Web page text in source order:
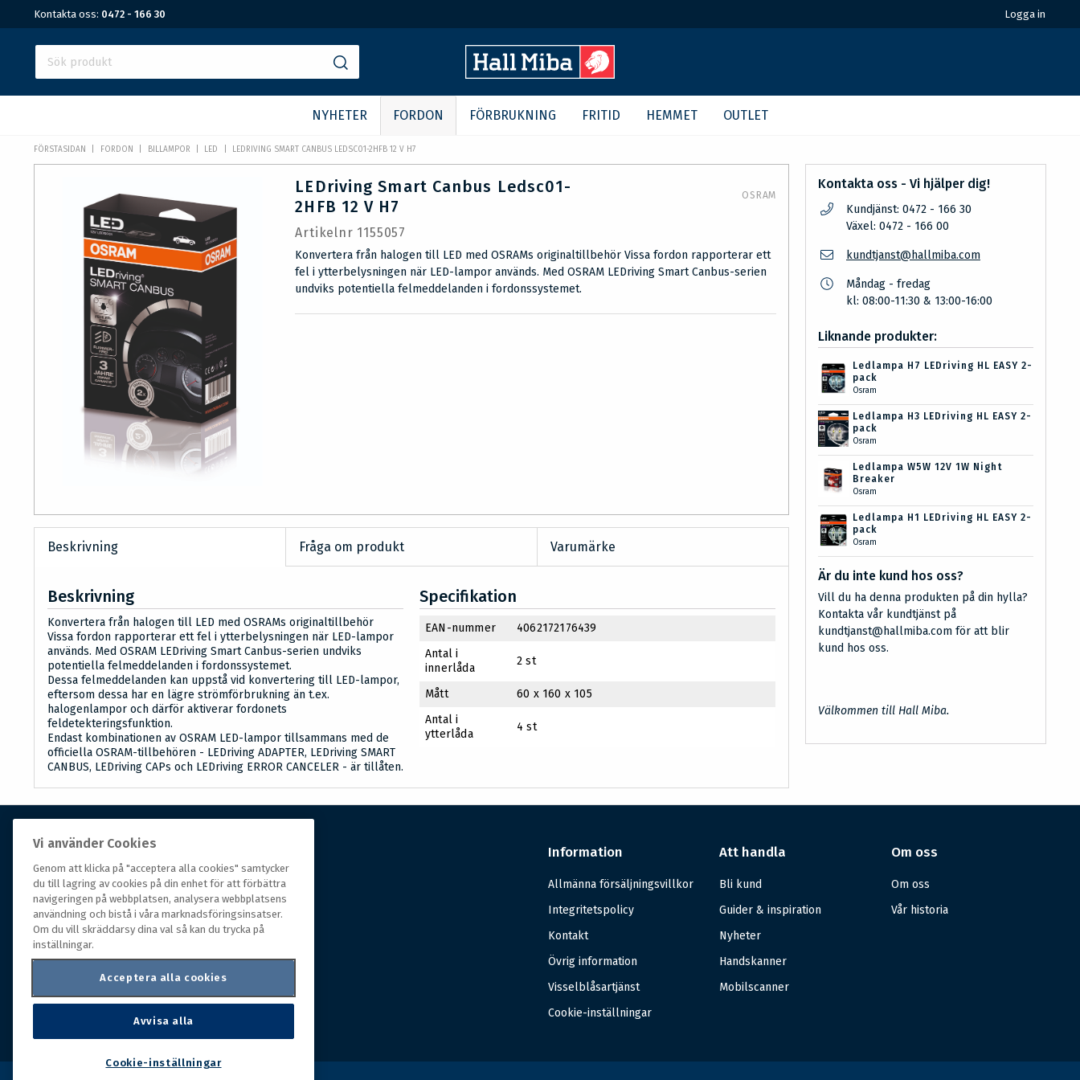
Kontakta oss: 0472 - 166 30 Logga in
NYHETER FORDON FÖRBRUKNING FRITID HEMMET OUTLET
FÖRSTASIDAN FORDON BILLAMPOR LED LEDRIVING SMART CANBUS LEDSC01-2HFB 12 V H7
LEDriving Smart Canbus Ledsc01-
2HFB 12 V H7
OSRAM
Artikelnr 1155057
Konvertera från halogen till LED med OSRAMs originaltillbehör Vissa fordon rapporterar ett
fel i ytterbelysningen när LED-lampor används. Med OSRAM LEDriving Smart Canbus-serien
undviks potentiella felmeddelanden i fordonssystemet.
Beskrivning Fråga om produkt Varumärke
Beskrivning
Konvertera från halogen till LED med OSRAMs originaltillbehör
Vissa fordon rapporterar ett fel i ytterbelysningen när LED-lampor
används. Med OSRAM LEDriving Smart Canbus-serien undviks
potentiella felmeddelanden i fordonssystemet.
Dessa felmeddelanden kan uppstå vid konvertering till LED-lampor,
eftersom dessa har en lägre strömförbrukning än t.ex.
halogenlampor och därför aktiverar fordonets
feldetekteringsfunktion.
Endast kombinationen av OSRAM LED-lampor tillsammans med de
officiella OSRAM-tillbehören - LEDriving ADAPTER, LEDriving SMART
CANBUS, LEDriving CAPs och LEDriving ERROR CANCELER - är tillåten.
Specifikation
EAN-nummer
4062172176439
Antal i
innerlåda
2 st
Mått
60 x 160 x 105
Antal i
ytterlåda
4 st
Kontakta oss - Vi hjälper dig!
Kundjänst: 0472 - 166 30
Växel: 0472 - 166 00
kundtjanst@hallmiba.com
Måndag - fredag
kl: 08:00-11:30 & 13:00-16:00
Liknande produkter:
Ledlampa H7 LEDriving HL EASY 2-
pack
Osram
Ledlampa H3 LEDriving HL EASY 2-
pack
Osram
Ledlampa W5W 12V 1W Night
Breaker
Osram
Ledlampa H1 LEDriving HL EASY 2-
pack
Osram
Är du inte kund hos oss?
Vill du ha denna produkten på din hylla?
Kontakta vår kundtjänst på
kundtjanst@hallmiba.com för att blir
kund hos oss.
Välkommen till Hall Miba.
Om Hall Miba
Hall Miba är grossisten som funnits på marknaden i
över 150 år. Från huvudkontoret i småländska Växjö
styrs hela organisationen, som erbjuder prisvärda
produkter till kunder i rörelse.
Information
Allmänna försäljningsvillkor
Integritetspolicy
Kontakt
Övrig information
Visselblåsartjänst
Cookie-inställningar
Att handla
Bli kund
Guider & inspiration
Nyheter
Handskanner
Mobilscanner
Om oss
Om oss
Vår historia
Vi använder Cookies
Genom att klicka på "acceptera alla cookies" samtycker
du till lagring av cookies på din enhet för att förbättra
navigeringen på webbplatsen, analysera webbplatsens
användning och bistå i våra marknadsföringsinsatser.
Om du vill skräddarsy dina val så kan du trycka på
inställningar.
Acceptera alla cookies
Avvisa alla
Cookie-inställningar